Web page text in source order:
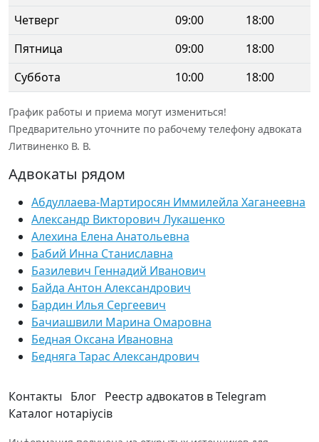
Четверг
09:00
18:00
Пятница
09:00
18:00
Суббота
10:00 18:00
График работы и приема могут измениться!
Предварительно уточните по рабочему телефону адвоката
Литвиненко В. В.
Адвокаты рядом
Абдуллаева-Мартиросян Иммилейла Хаганеевна
Александр Викторович Лукашенко
Алехина Елена Анатольевна
Бабий Инна Станиславна
Базилевич Геннадий Иванович
Байда Антон Александрович
Бардин Илья Сергеевич
Бачиашвили Марина Омаровна
Бедная Оксана Ивановна
Бедняга Тарас Александрович
Контакты Блог Реестр адвокатов в Telegram
Каталог нотаріусів